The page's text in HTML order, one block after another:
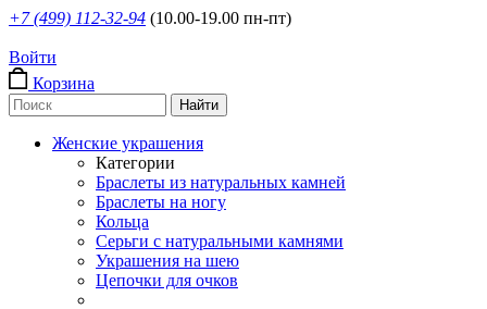
+7 (499) 112-32-94 (10.00-19.00 пн-пт)
Войти
Корзина
Женские украшения
Категории
Браслеты из натуральных камней
Браслеты на ногу
Кольца
Серьги с натуральными камнями
Украшения на шею
Цепочки для очков